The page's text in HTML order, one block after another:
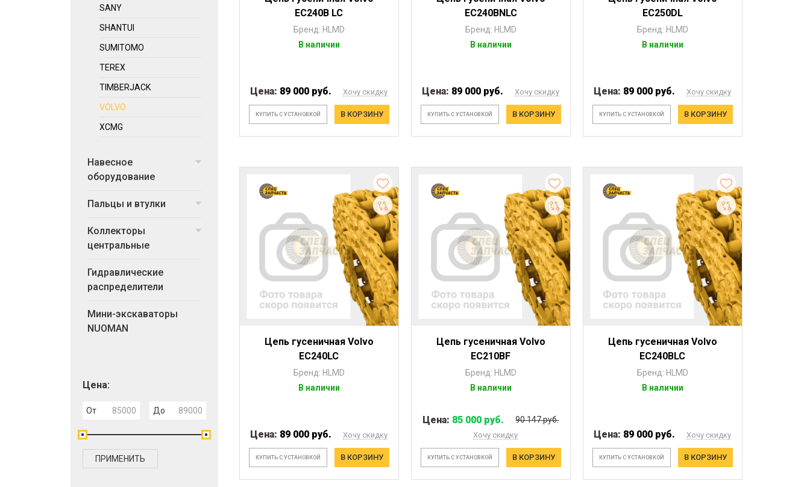
SANY
SHANTUI
SUMITOMO
TEREX
TIMBERJACK
VOLVO
XCMG
Навесное
оборудование
Пальцы и втулки
Коллекторы
центральные
Гидравлические
распределители
Мини-экскаваторы
NUOMAN
Цена:
От До
ПРИМЕНИТЬ
EC240B LC
Бренд: HLMD
В наличии
Цена: 89 000 руб. Хочу скидку
КУПИТЬ С УСТАНОВКОЙ В КОРЗИНУ
EC240BNLC
Бренд: HLMD
В наличии
Цена: 89 000 руб. Хочу скидку
КУПИТЬ С УСТАНОВКОЙ В КОРЗИНУ
EC250DL
Бренд: HLMD
В наличии
Цена: 89 000 руб. Хочу скидку
КУПИТЬ С УСТАНОВКОЙ В КОРЗИНУ
Цепь гусеничная Volvo
EC240LC
Бренд: HLMD
В наличии
Цена: 89 000 руб. Хочу скидку
КУПИТЬ С УСТАНОВКОЙ В КОРЗИНУ
Цепь гусеничная Volvo
EC210BF
Бренд: HLMD
В наличии
Цена: 85 000 руб. 90 147 руб.
Хочу скидку
КУПИТЬ С УСТАНОВКОЙ В КОРЗИНУ
Цепь гусеничная Volvo
EC240BLC
Бренд: HLMD
В наличии
Цена: 89 000 руб. Хочу скидку
КУПИТЬ С УСТАНОВКОЙ В КОРЗИНУ